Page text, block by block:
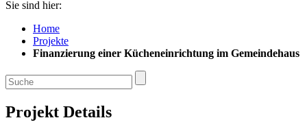
Sie sind hier:
Home
Projekte
Finanzierung einer Kücheneinrichtung im Gemeindehaus
Projekt Details